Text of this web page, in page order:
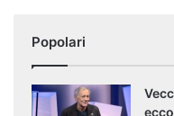
Popolari